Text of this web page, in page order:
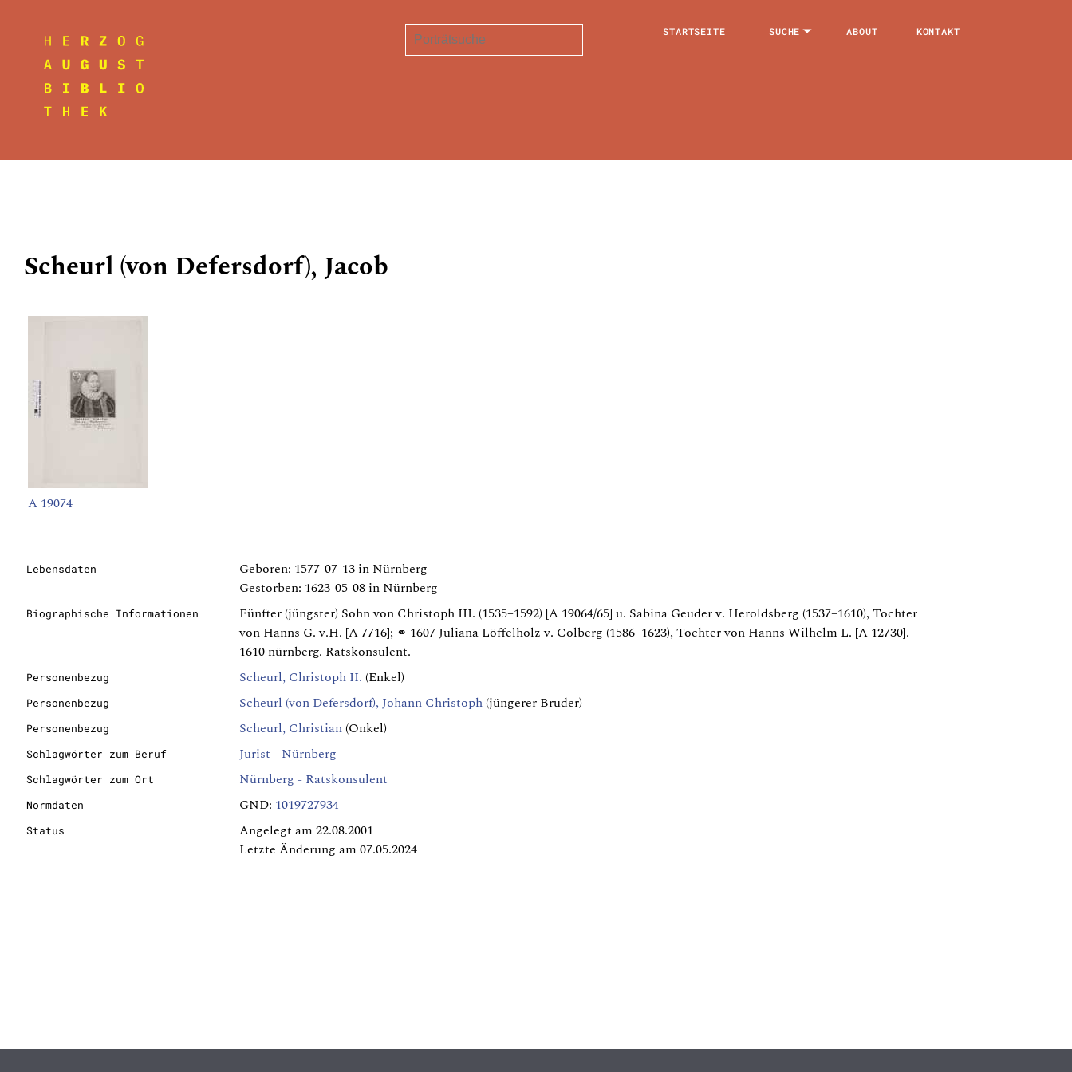
STARTSEITE SUCHE ABOUT KONTAKT
Scheurl (von Defersdorf), Jacob
A 19074
Lebensdaten
Geboren: 1577-07-13 in Nürnberg
Gestorben: 1623-05-08 in Nürnberg
Biographische Informationen
Fünfter (jüngster) Sohn von Christoph III. (1535–1592) [A 19064/65] u. Sabina Geuder v. Heroldsberg (1537–1610), Tochter
von Hanns G. v.H. [A 7716]; ⚭ 1607 Juliana Löffelholz v. Colberg (1586–1623), Tochter von Hanns Wilhelm L. [A 12730]. –
1610 nürnberg. Ratskonsulent.
Personenbezug Scheurl, Christoph II. (Enkel)
Personenbezug Scheurl (von Defersdorf), Johann Christoph(jüngerer Bruder)
Personenbezug Scheurl, Christian(Onkel)
Schlagwörter zum Beruf Jurist - Nürnberg
Schlagwörter zum Ort Nürnberg - Ratskonsulent
Normdaten GND: 1019727934
Status
Angelegt am 22.08.2001
Letzte Änderung am 07.05.2024